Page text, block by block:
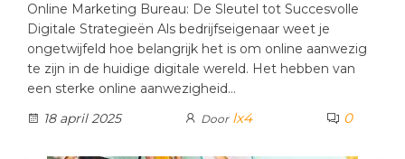
Online Marketing Bureau: De Sleutel tot Succesvolle
Digitale Strategieën Als bedrijfseigenaar weet je
ongetwijfeld hoe belangrijk het is om online aanwezig
te zijn in de huidige digitale wereld. Het hebben van
een sterke online aanwezigheid…
18 april 2025
Door lx4 0